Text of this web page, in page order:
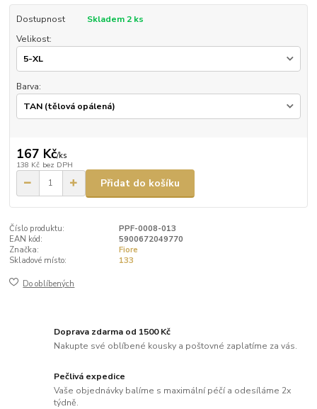
Dostupnost
Skladem 2 ks
Velikost:
Barva:
167 Kč/ks
138 Kč bez DPH
Přidat do košíku
Číslo produktu:
PPF-0008-013
EAN kód:
5900672049770
Značka:
Fiore
Skladové místo:
133
Do oblíbených
Doprava zdarma od 1500 Kč
Nakupte své oblíbené kousky a poštovné zaplatíme za vás.
Pečlivá expedice
Vaše objednávky balíme s maximální péčí a odesíláme 2x
týdně.